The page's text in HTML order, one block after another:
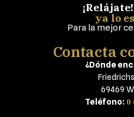
¡Relájate!
ya lo
Para la mejor
Contacta
¿Dónde
69469
Teléfono: 0